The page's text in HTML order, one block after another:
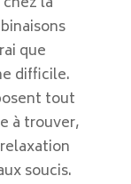
que
difficile.
tout
à trouver,
soucis.